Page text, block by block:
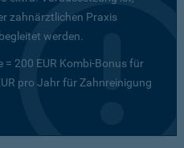
zahnärztlichen Praxis
werden.
= 200 EUR Kombi-Bonus für
pro Jahr für Zahnreinigung